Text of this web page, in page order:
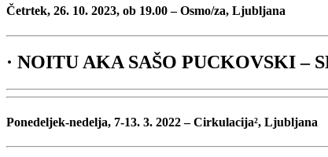
Četrtek, 26. 10. 2023, ob 19.00 – Osmo/za, Ljubljana
· NOITU AKA SAŠO PUCKOVSKI –
Ponedeljek-nedelja, 7-13. 3. 2022 – Cirkulacija², Ljubljana